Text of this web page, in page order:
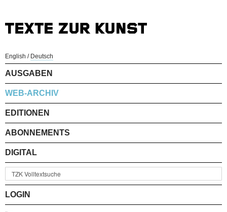
English / Deutsch
AUSGABEN
WEB-ARCHIV
EDITIONEN
ABONNEMENTS
DIGITAL
LOGIN